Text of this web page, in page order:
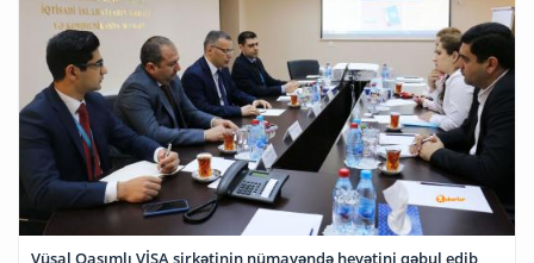
Vüsal Qasımlı VİSA şirkətinin nümayəndə heyətini qəbul edib